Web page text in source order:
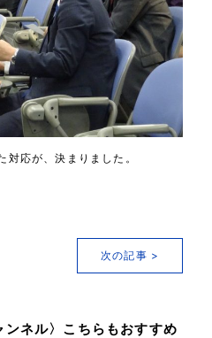
応が、決まりました。
次の記事 >
ンネル〉こちらもおすすめ